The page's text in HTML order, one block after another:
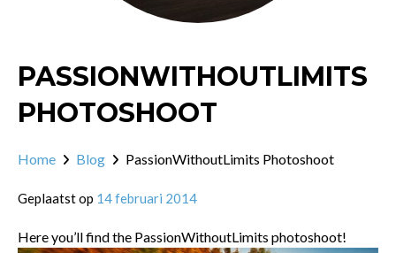
PASSIONWITHOUTLIMITS
PHOTOSHOOT
Home Blog PassionWithoutLimits Photoshoot
Geplaatst op 14 februari 2014
Here you’ll find the PassionWithoutLimits photoshoot!